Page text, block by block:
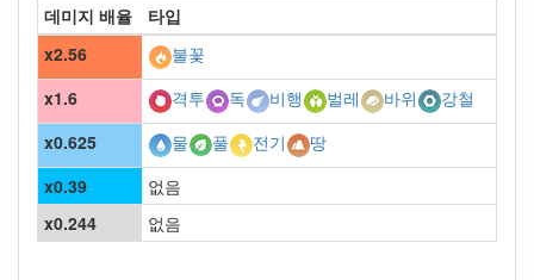
데미지 배율
타입
x2.56
불꽃
x1.6
격투 독 비행 벌레 바위
강철
x0.625
물 풀 전기
땅
x0.39
없음
x0.244
없음